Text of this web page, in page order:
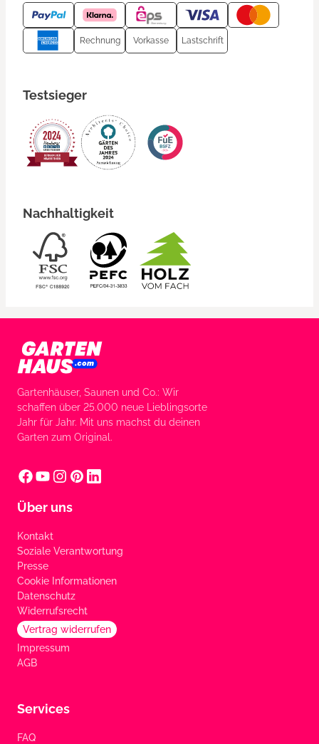
Rechnung Vorkasse Lastschrift
Testsieger
Nachhaltigkeit
Gartenhäuser, Saunen und Co.: Wir
schaffen über 25.000 neue Lieblingsorte
Jahr für Jahr. Mit uns machst du deinen
Garten zum Original.
Über uns
Kontakt
Soziale Verantwortung
Presse
Cookie Informationen
Datenschutz
Widerrufsrecht
Vertrag widerrufen
Impressum
AGB
Services
FAQ